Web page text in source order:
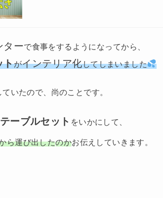
ターで食事をするようになってから、
トがインテリア化してしまいました
いたので、尚のことです。
テーブルセット をいかにして、
ら運び出したのかお伝えしていきます。